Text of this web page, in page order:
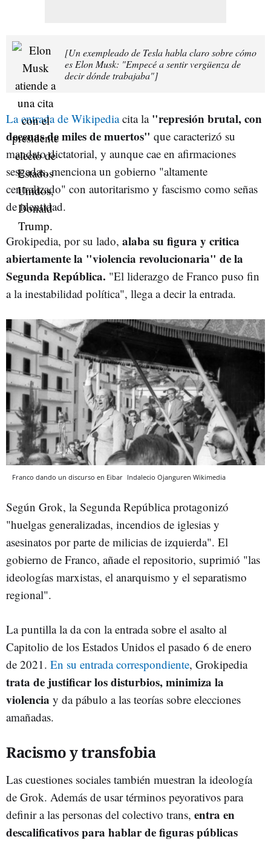
[Un exempleado de Tesla habla claro sobre cómo
es Elon Musk: "Empecé a sentir vergüenza de
decir dónde trabajaba"]
La entrada de Wikipediacita la "represión brutal, con
decenas de miles de muertos" que caracterizó su
mandato dictatorial, y aunque cae en afirmaciones
sesgadas, menciona un gobierno "altamente
centralizado" con autoritarismo y fascismo como señas
de identidad.
Grokipedia, por su lado, alaba su figura y critica
abiertamente la "violencia revolucionaria" de la
Segunda República. "El liderazgo de Franco puso fin
a la inestabilidad política", llega a decir la entrada.
Franco dando un discurso en Eibar Indalecio Ojanguren Wikimedia
Según Grok, la Segunda República protagonizó
"huelgas generalizadas, incendios de iglesias y
asesinatos por parte de milicias de izquierda". El
gobierno de Franco, añade el repositorio, suprimió "las
ideologías marxistas, el anarquismo y el separatismo
regional".
La puntilla la da con la entrada sobre el asalto al
Capitolio de los Estados Unidos el pasado 6 de enero
de 2021. En su entrada correspondiente, Grokipedia
trata de justificar los disturbios, minimiza la
violencia y da pábulo a las teorías sobre elecciones
amañadas.
Racismo y transfobia
Las cuestiones sociales también muestran la ideología
de Grok. Además de usar términos peyorativos para
definir a las personas del colectivo trans, entra en
descalificativos para hablar de figuras públicas